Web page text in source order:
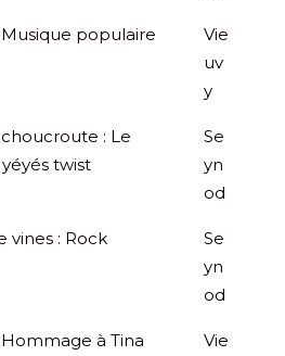
populaire
Vie
uv
y
: Le
twist
Se
yn
od
vines : Rock
Se
yn
od
à Tina
Vie